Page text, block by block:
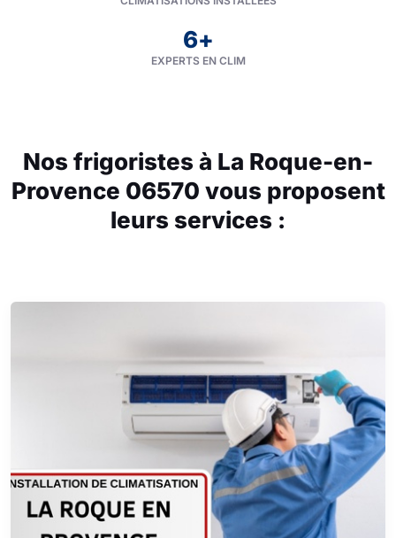
EXPERTS EN CLIM
6+
Nos frigoristes à La Roque-en-
Provence 06570 vous proposent
leurs services :